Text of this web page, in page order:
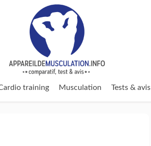
training Musculation Tests & avis